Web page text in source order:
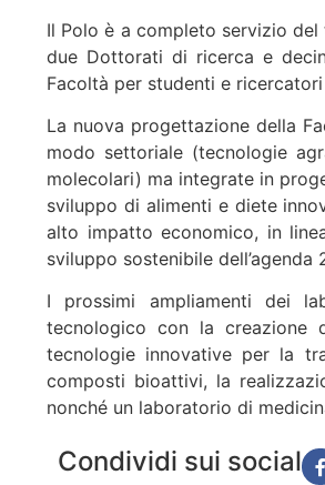
Il Polo è a completo servizio
due Dottorati di ricerca e
Facoltà per studenti e
La nuova progettazione della
modo settoriale (tecnologie
molecolari) ma integrate in
sviluppo di alimenti e diete
alto impatto economico, in
sviluppo sostenibile dell’agenda
I prossimi ampliamenti dei
tecnologico con la creazione
tecnologie innovative per la
composti bioattivi, la
nonché un laboratorio di
Condividi sui social